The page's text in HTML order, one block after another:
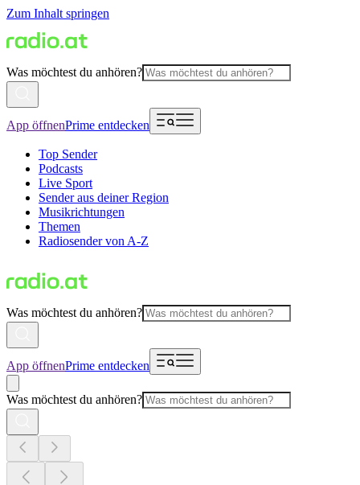
Zum Inhalt springen
Was möchtest du anhören?
App öffnenPrime entdecken
Top Sender
Podcasts
Live Sport
Sender aus deiner Region
Musikrichtungen
Themen
Radiosender von A-Z
Was möchtest du anhören?
App öffnenPrime entdecken
Was möchtest du anhören?